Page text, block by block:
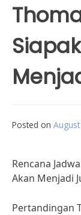
Posted on
Rencana
Akan Menjadi
Pertandingan